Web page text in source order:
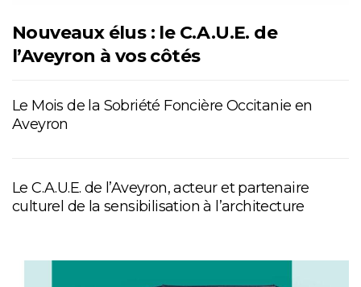
Nouveaux élus : le C.A.U.E. de
l’Aveyron à vos côtés
Le Mois de la Sobriété Foncière Occitanie en
Aveyron
Le C.A.U.E. de l’Aveyron, acteur et partenaire
culturel de la sensibilisation à l’architecture